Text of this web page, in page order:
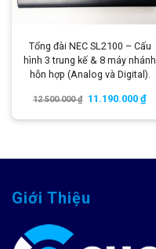
Tổng đài NEC SL2100 – Cấu
hình 3 trung kế & 8 máy nhánh
hỗn hợp (Analog và Digital).
12.500.000₫ 11.190.000₫
Giới Thiệu